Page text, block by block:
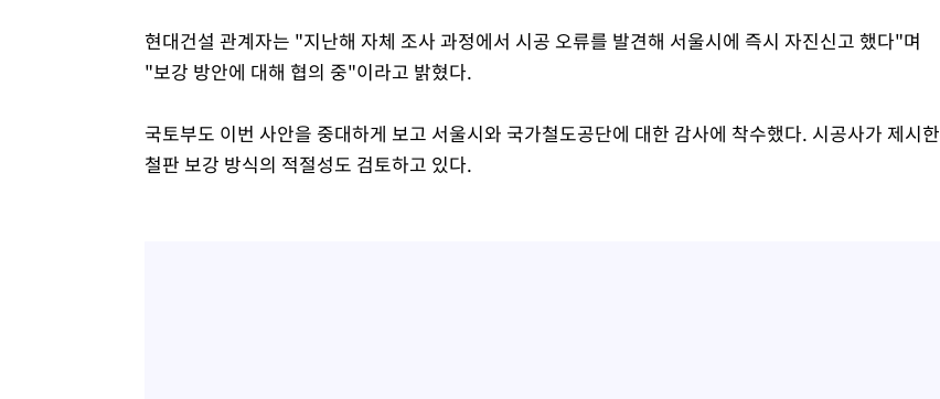
현대건설 관계자는 "지난해 자체 조사 과정에서 시공 오류를 발견해 서울시에 즉시 자진신고 했다"며
"보강 방안에 대해 협의 중"이라고 밝혔다.
국토부도 이번 사안을 중대하게 보고 서울시와 국가철도공단에 대한 감사에 착수했다. 시공사가 제시한
철판 보강 방식의 적절성도 검토하고 있다.